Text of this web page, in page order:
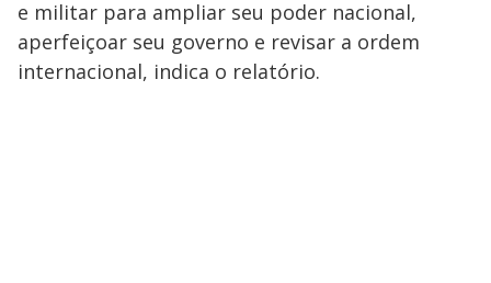
e militar para ampliar seu poder nacional,
aperfeiçoar seu governo e revisar a ordem
internacional, indica o relatório.